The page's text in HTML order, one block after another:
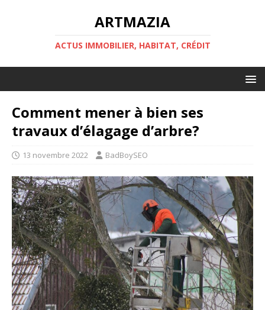
ARTMAZIA
ACTUS IMMOBILIER, HABITAT, CRÉDIT
Comment mener à bien ses
travaux d’élagage d’arbre?
13 novembre 2022 BadBoySEO